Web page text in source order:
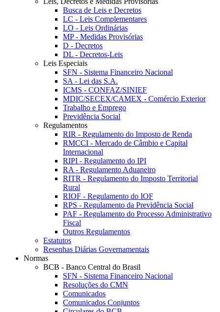
Busca de Leis e Decretos
LC - Leis Complementares
LO - Leis Ordinárias
MP - Medidas Provisórias
D - Decretos
DL - Decretos-Leis
Leis Especiais
SFN - Sistema Financeiro Nacional
SA - Lei das S.A.
ICMS - CONFAZ/SINIEF
MDIC/SECEX/CAMEX - Comércio Exterior
Trabalho e Emprego
Previdência Social
Regulamentos
RIR - Regulamento do Imposto de Renda
RMCCI - Mercado de Câmbio e Capital
Internacional
RIPI - Regulamento do IPI
RA - Regulamento Aduaneiro
RITR - Regulamento do Imposto Territorial
Rural
RIOF - Regulamento do IOF
RPS - Regulamento da Previdência Social
PAF - Regulamento do Processo Administrativo
Fiscal
Outros Regulamentos
Estatutos
Resenhas Diárias Governamentais
Normas
BCB - Banco Central do Brasil
SFN - Sistema Financeiro Nacional
Resoluções do CMN
Comunicados
Comunicados Conjuntos